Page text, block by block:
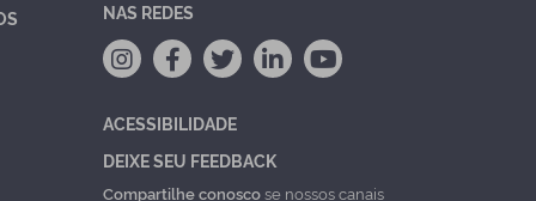
NAS REDES
ACESSIBILIDADE
DEIXE SEU FEEDBACK
Compartilhe conoscose nossos canais